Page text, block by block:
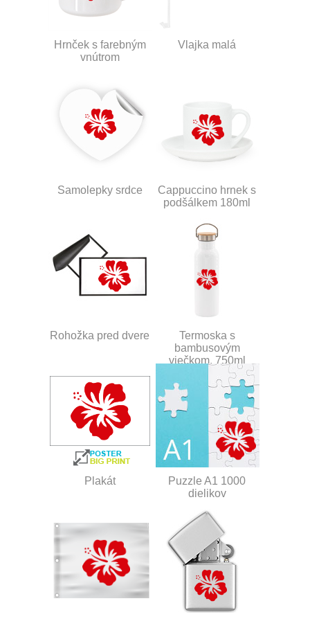
Hrnček s farebným
vnútrom
Vlajka malá
Samolepky srdce
Cappuccino hrnek s
podšálkem 180ml
Rohožka pred dvere
Termoska s
bambusovým
viečkom, 750ml
Plakát
Puzzle A1 1000
dielikov